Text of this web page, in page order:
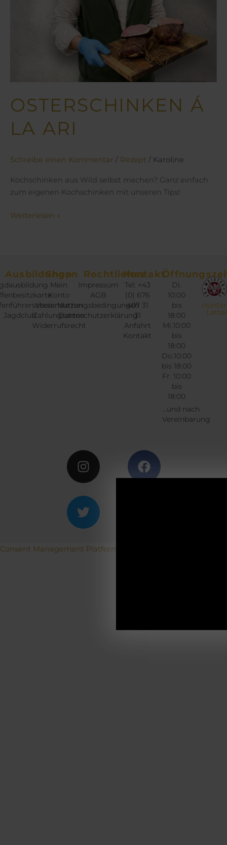
OSTERSCHINKEN Á
LA ARI
Schreibe einen Kommentar / Rezept / Karoline
Kochschinken aus Wild selbst machen? Ganz einfach
zum eigenen Kochschinken mit unseren Tips!
Weiterlesen »
Ausbildungen
Jagdclub
Shop
Mein
Konto
Versandarten
Zahlungsarten
Widerrufsrecht
Rechtliches
Impressum
AGB
Nutzungsbedingungen
Datenschutzerklärung
Kontakt
Tel: +43
(0) 676
407 31
31
Anfahrt
Kontakt
Di.
10:00
bis
18:00
Mi.10:00
bis
18:00
Do.10:00
bis 18:00
Fr. 10:00
bis
18:00
...und nach
Vereinbarung
Consent Management Platform von Real Cookie Banner